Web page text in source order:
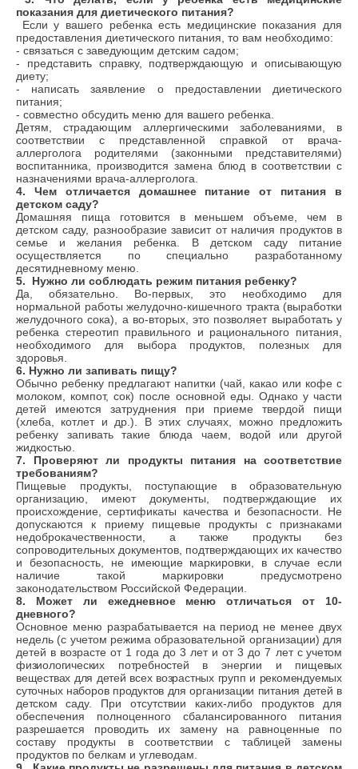
показания для диетического питания?
Если у вашего ребенка есть медицинские показания для
предоставления диетического питания, то вам необходимо:
- cвязаться с заведующим детским садом;
- представить справку, подтверждающую и описывающую
диету;
- написать заявление о предоставлении диетического
питания;
- совместно обсудить меню для вашего ребенка.
Детям, страдающим аллергическими заболеваниями, в
соответствии с представленной справкой от врача-
аллерголога родителями (законными представителями)
воспитанника, производится замена блюд в соответствии с
назначениями врача-аллерголога.
4. Чем отличается домашнее питание от питания в
детском саду?
Домашняя пища готовится в меньшем объеме, чем в
детском саду, разнообразие зависит от наличия продуктов в
семье и желания ребенка. В детском саду питание
осуществляется по специально разработанному
десятидневному меню.
5. Нужно ли соблюдать режим питания ребенку?
Да, обязательно. Во-первых, это необходимо для
нормальной работы желудочно-кишечного тракта (выработки
желудочного сока), а во-вторых, это позволяет выработать у
ребенка стереотип правильного и рационального питания,
необходимого для выбора продуктов, полезных для
здоровья.
6. Нужно ли запивать пищу?
Обычно ребенку предлагают напитки (чай, какао или кофе с
молоком, компот, сок) после основной еды. Однако у части
детей имеются затруднения при приеме твердой пищи
(хлеба, котлет и др.). В этих случаях, можно предложить
ребенку запивать такие блюда чаем, водой или другой
жидкостью.
7. Проверяют ли продукты питания на соответствие
требованиям?
Пищевые продукты, поступающие в образовательную
организацию, имеют документы, подтверждающие их
происхождение, сертификаты качества и безопасности. Не
допускаются к приему пищевые продукты с признаками
недоброкачественности, а также продукты без
сопроводительных документов, подтверждающих их качество
и безопасность, не имеющие маркировки, в случае если
наличие такой маркировки предусмотрено
законодательством Российской Федерации.
8. Может ли ежедневное меню отличаться от 10-
дневного?
Основное меню разрабатывается на период не менее двух
недель (с учетом режима образовательной организации) для
детей в возрасте от 1 года до 3 лет и от 3 до 7 лет с учетом
физиологических потребностей в энергии и пищевых
веществах для детей всех возрастных групп и рекомендуемых
суточных наборов продуктов для организации питания детей в
детском саду.
При отсутствии каких-либо продуктов для
обеспечения полноценного сбалансированного питания
разрешается проводить их замену на равноценные по
составу продукты в соответствии с таблицей замены
продуктов по белкам и углеводам.